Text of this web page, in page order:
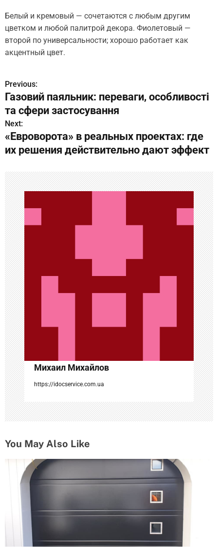
Белый и кремовый — сочетаются с любым другим
цветком и любой палитрой декора. Фиолетовый —
второй по универсальности; хорошо работает как
акцентный цвет.
Н
а
в
и
а
ц
и
я
п
о
з
а
п
и
с
я
м
Previous:
Газовий паяльник: переваги, особливості
та сфери застосування
Next:
«Евроворота» в реальных проектах: где
их решения действительно дают эффект
Михаил Михайлов
https://idocservice.com.ua
You May Also Like